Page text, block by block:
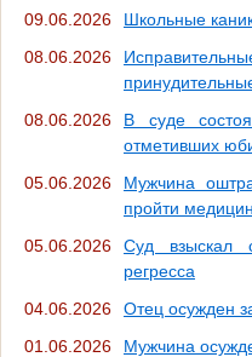
09.06.2026
Школьные
08.06.2026
08.06.2026
В суде
отметивших
05.06.2026
Мужчина
пройти
05.06.2026
Суд взыскал
регресса
04.06.2026
Отец осужден
01.06.2026
Мужчина